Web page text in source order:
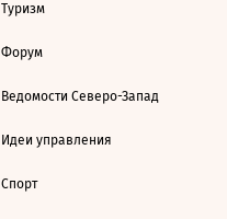
Туризм
Форум
Ведомости Северо-Запад
Идеи управления
Спорт